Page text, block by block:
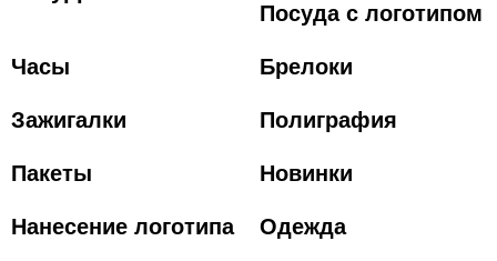
Посуда с логотипом
Часы
Брелоки
Зажигалки
Полиграфия
Пакеты
Новинки
Нанесение логотипа
Одежда